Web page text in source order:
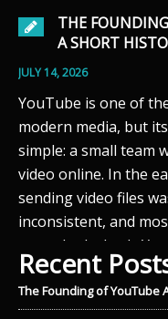
THE
A SHORT
JULY 14, 2026
YouTube is one of
modern media, but
simple: a small team
video online. In the
sending video files
inconsistent, and
smooth playback.
removing…
Recent
The Founding of YouTube